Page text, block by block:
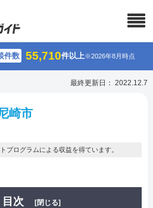
件数 55,710件以上※2026年8月時点
最終更新日： 2022.12.7
崎市
プログラムによる収益を得ています。
目次 [閉じる]